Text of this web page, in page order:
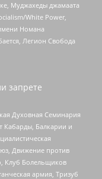
Муджахеды джамаата
White Power,
Номана
Легион Свобода
запрете
Духовная Семинария
Кабарды, Балкарии и
Движение против
Клуб Болельщиков
армия, Тризуб